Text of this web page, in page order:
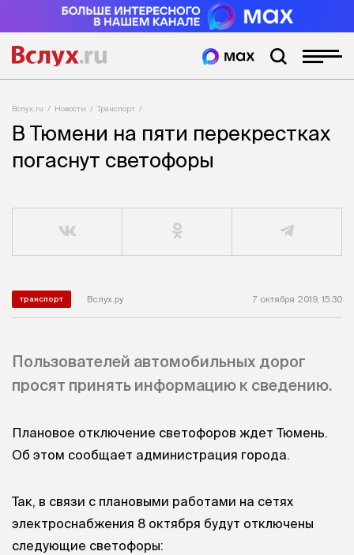
Вслух.ru Новости Транспорт
В Тюмени на пяти перекрестках
погаснут светофоры
транспорт Вслух.ру 7 октября 2019, 15:30
Пользователей автомобильных дорог
просят принять информацию к сведению.
Плановое отключение светофоров ждет Тюмень.
Об этом сообщает администрация города.
Так, в связи с плановыми работами на сетях
электроснабжения 8 октября будут отключены
следующие светофоры: